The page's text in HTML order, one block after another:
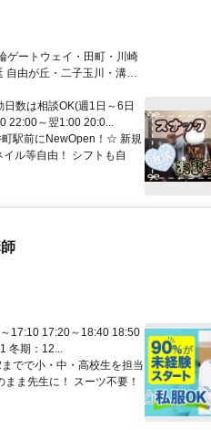
自由が丘・二子玉川・溝の
数は相談OK(週1日～6日
22:00～翌1:00 20:0...
町駅前にNewOpen！☆ 新規
ル等自由！ シフトも自
17:10 17:20～18:40 18:50
冬期：12...
でで小・中・高校生を担当
ま先生に！ スーツ不要！